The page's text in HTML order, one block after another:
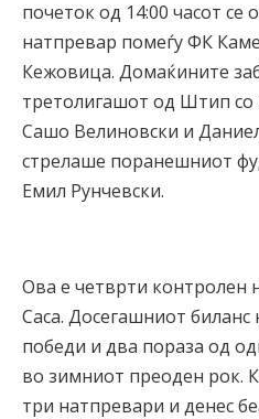
почеток од 14:00 часот се
натпревар помеѓу ФК
Кежовица. Домаќините
третолигашот од Штип со
Сашо Велиновски и
стрелаше поранешниот
Емил Рунчевски.
Ова е четврти контролен
Саса. Досегашниот
победи и два пораза од
во зимниот преоден рок.
три натпревари и денес